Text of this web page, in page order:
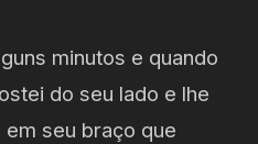
minutos e quando
do seu lado e lhe
seu braço que